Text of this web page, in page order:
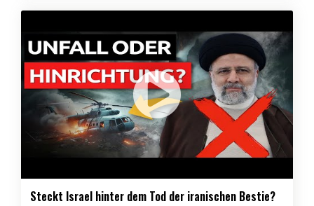
Steckt Israel hinter dem Tod der iranischen Bestie?